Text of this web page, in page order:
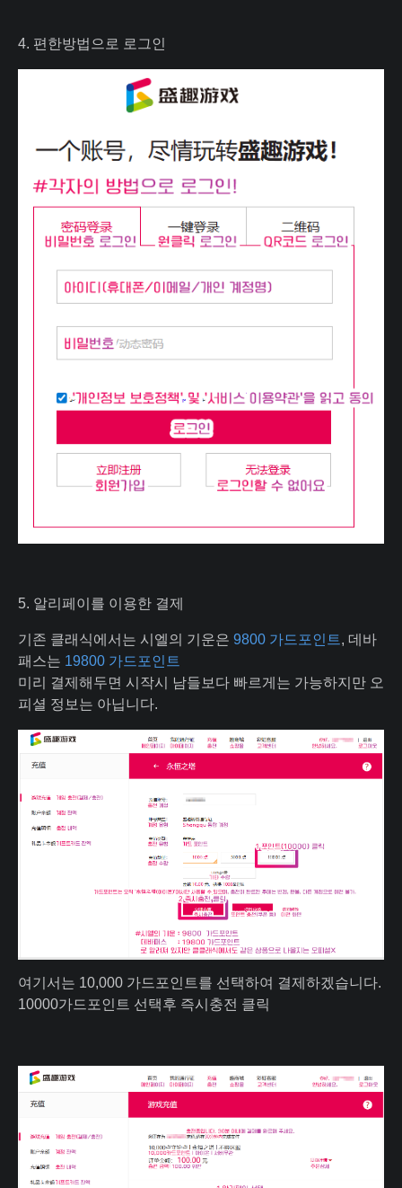
4. 편한방법으로 로그인
5. 알리페이를 이용한 결제
기존 클래식에서는 시엘의 기운은 9800 가드포인트, 데바
패스는 19800 가드포인트
미리 결제해두면 시작시 남들보다 빠르게는 가능하지만 오
피셜 정보는 아닙니다.
여기서는 10,000 가드포인트를 선택하여 결제하겠습니다.
10000가드포인트 선택후 즉시충전 클릭